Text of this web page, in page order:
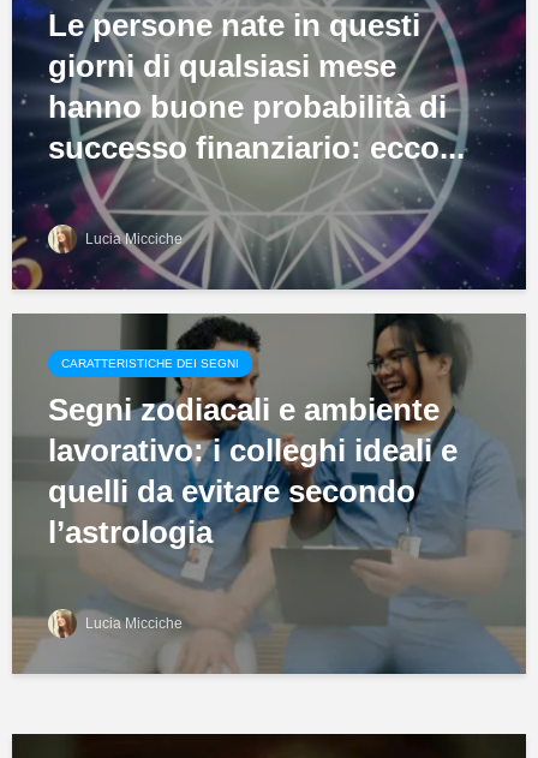
Le persone nate in questi
giorni di qualsiasi mese
hanno buone probabilità di
successo finanziario: ecco...
Lucia Micciche
CARATTERISTICHE DEI SEGNI
Segni zodiacali e ambiente
lavorativo: i colleghi ideali e
quelli da evitare secondo
l’astrologia
Lucia Micciche